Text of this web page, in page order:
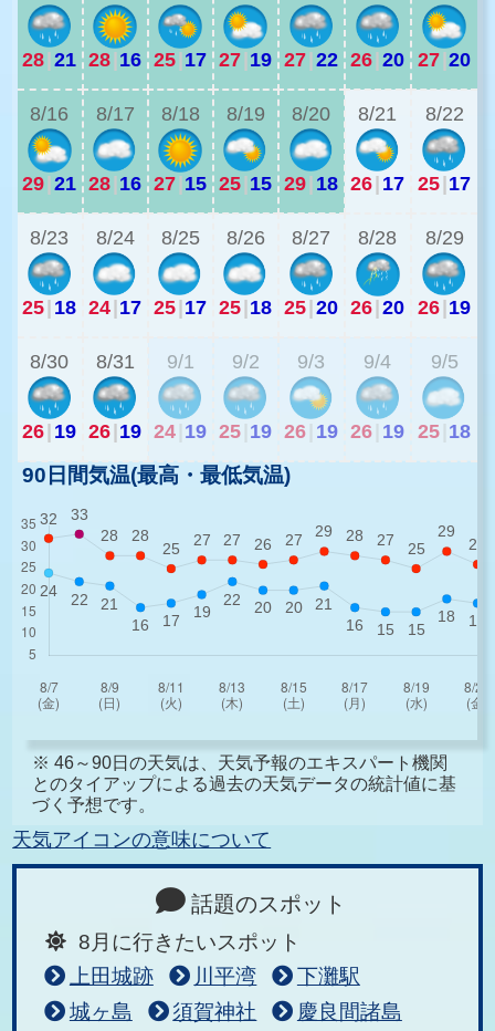
28|21 28|16 25|17 27|19 27|22 26|20 27|20
8/16
29|21
8/17
28|16
8/18
27|15
8/19
25|15
8/20
29| 18
8/21
26| 17
8/22
25|17
8/23
25| 18
8/24
24|17
8/25
25|17
8/26
25|18
8/27
25|20
8/28
26|20
8/29
26|19
8/30
26| 19
8/31
26|19
9/1
24 19
9/2
25 19
9/3
26 19
9/4
26 19
9/5
25 18
90日間気温(最高・最低気温)
※ 46～90日の天気は、天気予報のエキスパート機関
とのタイアップによる過去の天気データの統計値に基
づく予想です。
天気アイコンの意味について
話題のスポット
8月に行きたいスポット
上田城跡
川平湾
下灘駅
城ヶ島
須賀神社
慶良間諸島